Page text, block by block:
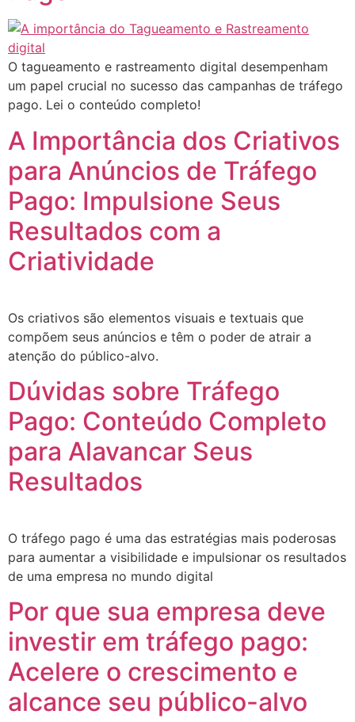
O tagueamento e rastreamento digital desempenham
um papel crucial no sucesso das campanhas de tráfego
pago. Lei o conteúdo completo!
A Importância dos Criativos
para Anúncios de Tráfego
Pago: Impulsione Seus
Resultados com a
Criatividade
Os criativos são elementos visuais e textuais que
compõem seus anúncios e têm o poder de atrair a
atenção do público-alvo.
Dúvidas sobre Tráfego
Pago: Conteúdo Completo
para Alavancar Seus
Resultados
O tráfego pago é uma das estratégias mais poderosas
para aumentar a visibilidade e impulsionar os resultados
de uma empresa no mundo digital
Por que sua empresa deve
investir em tráfego pago:
Acelere o crescimento e
alcance seu público-alvo